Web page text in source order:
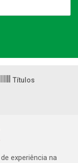
Títulos
experiência na